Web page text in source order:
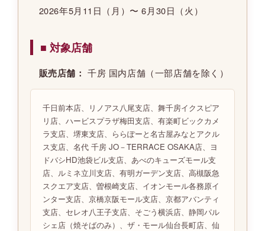
2026年5月11日（月）〜 6月30日（火）
■ 対象店舗
販売店舗： 千房 国内店舗（一部店舗を除く）
千日前本店、リノアス八尾支店、舞千房イクスピア
リ店、ハービスプラザ梅田支店、有楽町ビックカメ
ラ支店、堺東支店、ららぽーと名古屋みなとアクル
ス支店、名代 千房 JO－TERRACE OSAKA店、ヨ
ドバシHD池袋ビル支店、あべのキューズモール支
店、ルミネ立川支店、有明ガーデン支店、高槻阪急
スクエア支店、曽根崎支店、イオンモール各務原イ
ンター支店、京橋京阪モール支店、京都アバンティ
支店、セレオ八王子支店、そごう横浜店、静岡パル
シェ店（焼そばのみ）、ザ・モール仙台長町店、仙